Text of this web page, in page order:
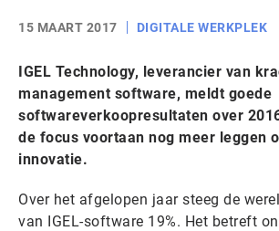
15 MAART 2017 DIGITALE WERKPLEK
IGEL Technology, leverancier van
management software, meldt goede
softwareverkoopresultaten over
de focus voortaan nog meer leggen
innovatie.
Over het afgelopen jaar steeg de
van IGEL-software 19%. Het betreft